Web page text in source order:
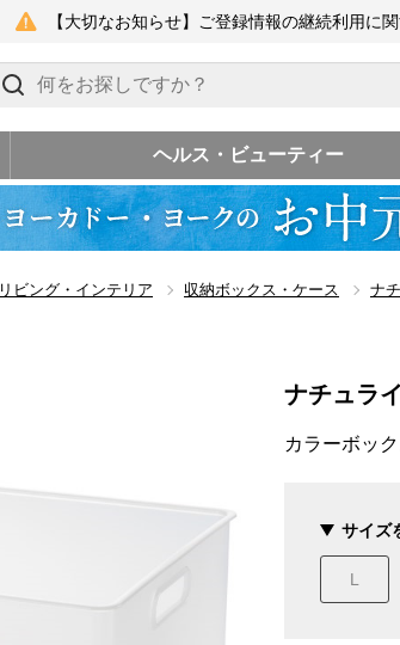
【大切なお知らせ】ご登録情報の継続利用に
ヘルス・ビューティー
リビング・インテリア 収納ボックス・ケース ナ
ナチュラ
カラーボッ
サイズ
L